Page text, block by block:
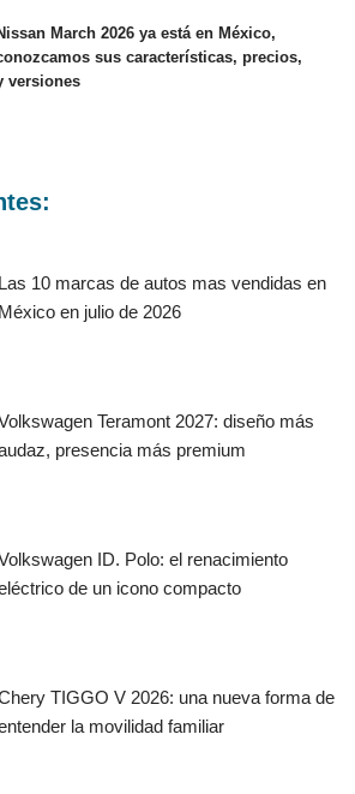
March 2026 ya está en México,
sus características, precios,
versiones
Las 10 marcas de autos mas vendidas en
México en julio de 2026
Teramont 2027: diseño más
presencia más premium
ID. Polo: el renacimiento
de un icono compacto
TIGGO V 2026: una nueva forma de
la movilidad familiar